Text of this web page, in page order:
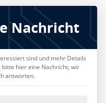
Nachricht
sind und mehr Details
hier eine Nachricht, wir
antworten.